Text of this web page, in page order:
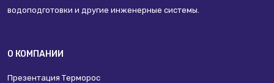
водоподготовки и другие инженерные системы.
О КОМПАНИИ
Презентация Терморос